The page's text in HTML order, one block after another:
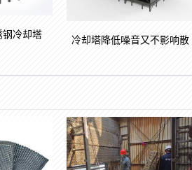
冷却塔 冷却塔降低噪音又不影响散